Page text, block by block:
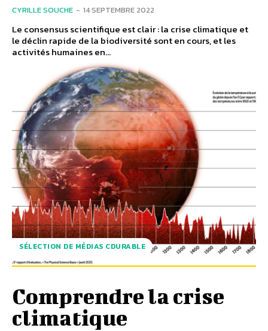
CYRILLE SOUCHE - 14 SEPTEMBRE 2022
Le consensus scientifique est clair : la crise climatique et
le déclin rapide de la biodiversité sont en cours, et les
activités humaines en...
SÉLECTION DE MÉDIAS CDURABLE
Comprendre la crise
climatique